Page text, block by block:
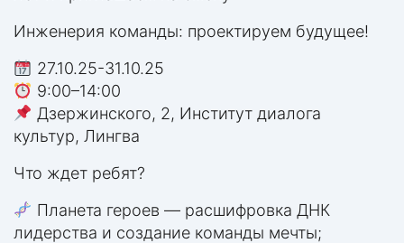
Инженерия команды: проектируем будущее!
27.10.25-31.10.25
9:00–14:00
Дзержинского, 2, Институт диалога
культур, Лингва
Что ждет ребят?
Планета героев — расшифровка ДНК
лидерства и создание команды мечты;